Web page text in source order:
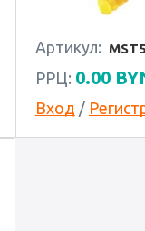
Артикул:
РРЦ: 0.00
Вход /